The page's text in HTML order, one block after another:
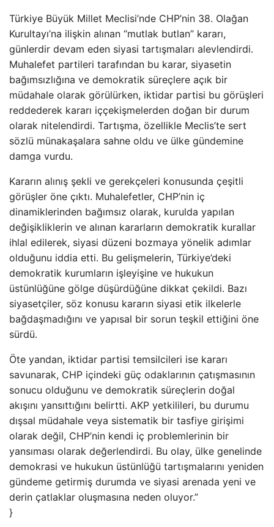
Türkiye Büyük Millet Meclisi’nde CHP’nin 38. Olağan
Kurultayı’na ilişkin alınan “mutlak butlan” kararı,
günlerdir devam eden siyasi tartışmaları alevlendirdi.
Muhalefet partileri tarafından bu karar, siyasetin
bağımsızlığına ve demokratik süreçlere açık bir
müdahale olarak görülürken, iktidar partisi bu görüşleri
reddederek kararı iççekişmelerden doğan bir durum
olarak nitelendirdi. Tartışma, özellikle Meclis’te sert
sözlü münakaşalara sahne oldu ve ülke gündemine
damga vurdu.
Kararın alınış şekli ve gerekçeleri konusunda çeşitli
görüşler öne çıktı. Muhalefetler, CHP’nin iç
dinamiklerinden bağımsız olarak, kurulda yapılan
değişikliklerin ve alınan kararların demokratik kurallar
ihlal edilerek, siyasi düzeni bozmaya yönelik adımlar
olduğunu iddia etti. Bu gelişmelerin, Türkiye’deki
demokratik kurumların işleyişine ve hukukun
üstünlüğüne gölge düşürdüğüne dikkat çekildi. Bazı
siyasetçiler, söz konusu kararın siyasi etik ilkelerle
bağdaşmadığını ve yapısal bir sorun teşkil ettiğini öne
sürdü.
Öte yandan, iktidar partisi temsilcileri ise kararı
savunarak, CHP içindeki güç odaklarının çatışmasının
sonucu olduğunu ve demokratik süreçlerin doğal
akışını yansıttığını belirtti. AKP yetkilileri, bu durumu
dışsal müdahale veya sistematik bir tasfiye girişimi
olarak değil, CHP’nin kendi iç problemlerinin bir
yansıması olarak değerlendirdi. Bu olay, ülke genelinde
demokrasi ve hukukun üstünlüğü tartışmalarını yeniden
gündeme getirmiş durumda ve siyasi arenada yeni ve
derin çatlaklar oluşmasına neden oluyor.”
}